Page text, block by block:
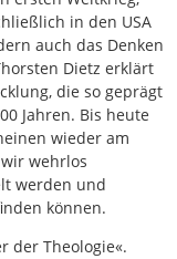
Glaube hat in
Gottlosen
anerkennt und
gehabt, sondern
sind, dass
für
Barmherzigkeit.
in den USA
auch das Denken
Dietz erklärt
die so geprägt
Jahren. Bis heute
wieder am
wehrlos
werden und
können.
der Theologie«.